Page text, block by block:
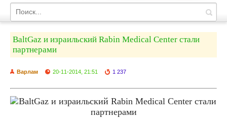
BaltGaz и израильский Rabin Medical Center стали
партнерами
Варлам 20-11-2014, 21:51 1 237